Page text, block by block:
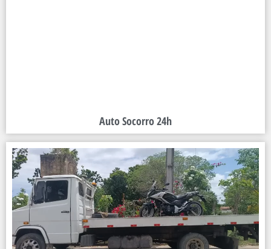
Auto Socorro 24h